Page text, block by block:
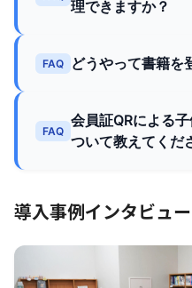
理できますか？
FAQ どうやって書籍を
FAQ
会員証QRによる
ついて教えてくだ
導入事例インタビュー